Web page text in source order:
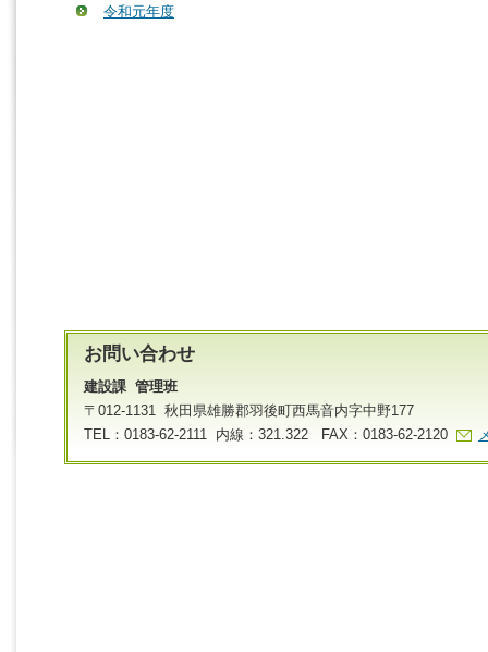
令和元年度
お問い合わせ
建設課 管理班
〒012-1131 秋田県雄勝郡羽後町西馬音内字中野177
TEL：0183-62-2111 内線：321.322 FAX：0183-62-2120